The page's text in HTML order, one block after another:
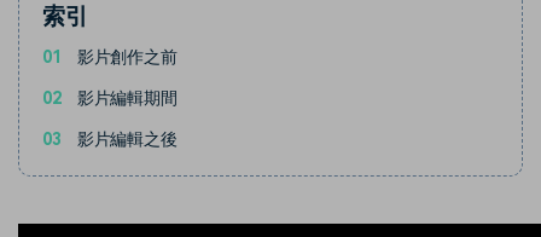
索引
01 影片創作之前
02 影片編輯期間
03 影片編輯之後